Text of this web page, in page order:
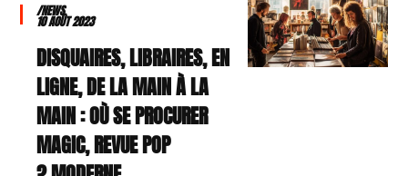
/NEWS
10 AOÛT 2023
DISQUAIRES, LIBRAIRES, EN
LIGNE, DE LA MAIN À LA
MAIN : OÙ SE PROCURER
MAGIC, REVUE POP